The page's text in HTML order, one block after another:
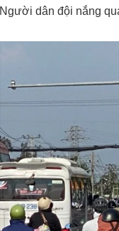
Người dân đội nắng